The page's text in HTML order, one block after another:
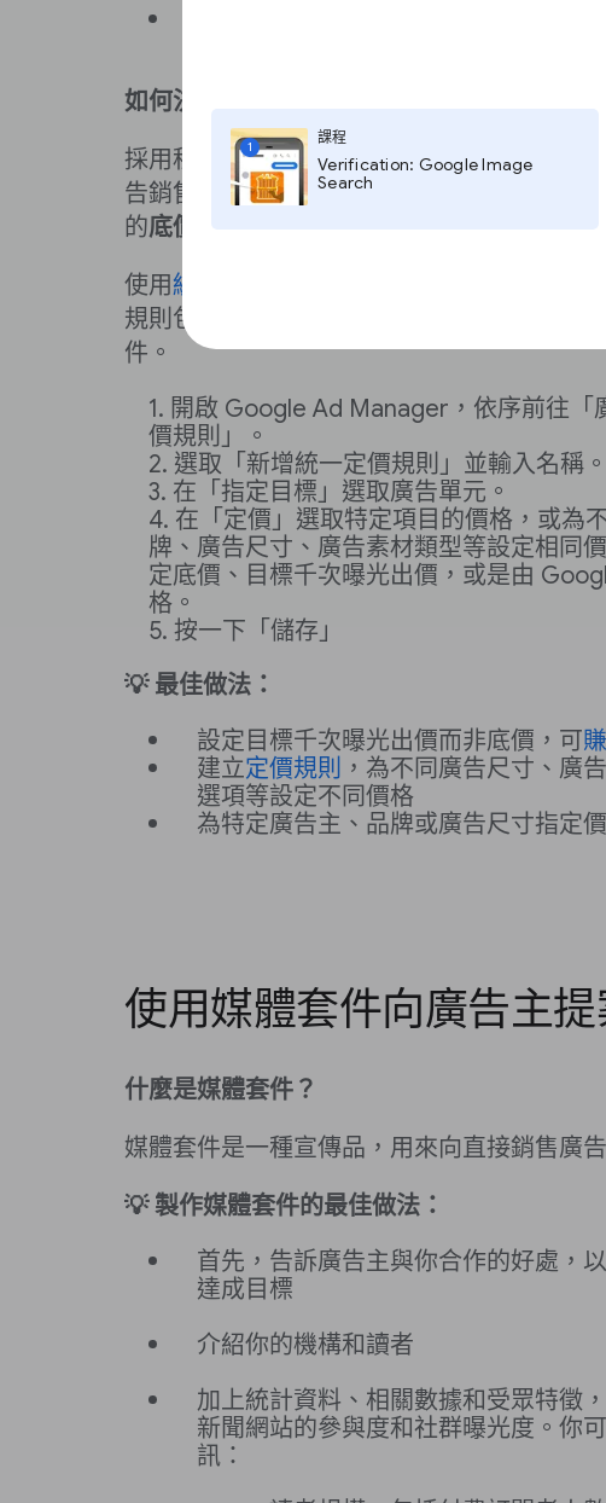
1
課程
Verification: Google Image
Search
如何決定程式輔助銷售的費率？
採用程式輔助銷售時，請根據目標千次曝光出
告銷售平均價格。你也可以將最低千次曝光
的底價
使用統一定價規則
規則包含可設定的底價、目標千次曝光出價、
件。
開啟 Google Ad Manager，依序前往「
價規則」
。
選取「新增統一定價規則」 並輸入名稱。
在「指定目標」 選取廣告單元。
在「定價」 選取特定項目的價格，或為
牌、廣告尺寸、廣告素材類型等設定相同
定底價、目標千次曝光出價，或是由
格。
按一下 「儲存」
💡 最佳做法：
設定目標千次曝光出價而非底價，可
建立定價規則 ，為不同廣告尺寸、廣
選項等設定不同價格
為特定廣告主、品牌或廣告尺寸指定
使用媒體套件向廣告主提
什麼是媒體套件？
媒體套件是一種宣傳品，用來向直接銷售廣
💡 製作媒體套件的最佳做法：
首先，告訴廣告主與你合作的好處，
達成目標
介紹你的機構和讀者
加上統計資料、相關數據和受眾特徵
新聞網站的參與度和社群曝光度。你
訊：